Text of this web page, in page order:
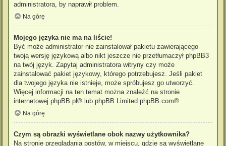
administratora, by naprawił problem.
Na górę
Mojego języka nie ma na liście!
Być może administrator nie zainstalował pakietu zawierającego
twoją wersję językową albo nikt jeszcze nie przetłumaczył phpBB3
na twój język. Zapytaj administratora witryny czy może
zainstalować pakiet językowy, którego potrzebujesz. Jeśli pakiet
dla twojego języka nie istnieje, może spróbujesz go utworzyć.
Więcej informacji na ten temat można znaleźć na stronie
internetowej phpBB.pl ® lub phpBB Limited phpBB.com®
Na górę
Czym są obrazki wyświetlane obok nazwy użytkownika?
Na stronie przeglądania postów, w miejscu, gdzie są wyświetlane